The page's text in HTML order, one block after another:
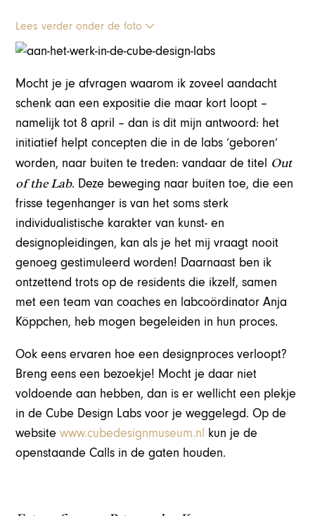
Lees verder onder de foto
Mocht je je afvragen waarom ik zoveel aandacht
schenk aan een expositie die maar kort loopt –
namelijk tot 8 april – dan is dit mijn antwoord: het
initiatief helpt concepten die in de labs ‘geboren’
worden, naar buiten te treden: vandaar de titel Out
of the Lab. Deze beweging naar buiten toe, die een
frisse tegenhanger is van het soms sterk
individualistische karakter van kunst- en
designopleidingen, kan als je het mij vraagt nooit
genoeg gestimuleerd worden! Daarnaast ben ik
ontzettend trots op de residents die ikzelf, samen
met een team van coaches en labcoördinator Anja
Köppchen, heb mogen begeleiden in hun proces.
Ook eens ervaren hoe een designproces verloopt?
Breng eens een bezoekje! Mocht je daar niet
voldoende aan hebben, dan is er wellicht een plekje
in de Cube Design Labs voor je weggelegd. Op de
websitewww.cubedesignmuseum.nl kun je de
openstaande Calls in de gaten houden.